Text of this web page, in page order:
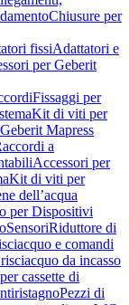
Chiusure per
fissiAdattatori e
per Geberit
Fissaggi per
Kit di viti per
Geberit Mapress
a
Accessori per
Kit di viti per
dell’acqua
per Dispositivi
SensoriRiduttore di
e comandi
da incasso
cassette di
Pezzi di